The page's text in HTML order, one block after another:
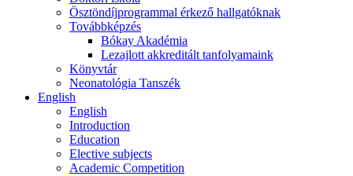
Ösztöndíjprogrammal érkező hallgatóknak
Továbbképzés
Bókay Akadémia
Lezajlott akkreditált tanfolyamaink
Könyvtár
Neonatológia Tanszék
English
English
Introduction
Education
Elective subjects
Academic Competition